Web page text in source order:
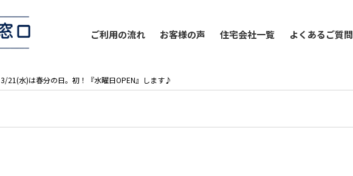
ご利用の流れ お客様の声 住宅会社一覧 よくあるご質問
3/21(水)は春分の日。初！『水曜日OPEN』します♪